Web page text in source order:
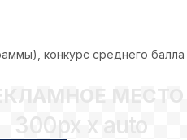
конкурс среднего
МЕСТО
300px x auto